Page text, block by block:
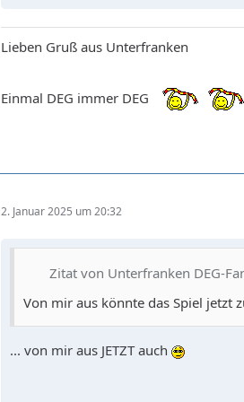
Lieben Gruß aus Unterfranken
Einmal DEG immer DEG
2. Januar 2025 um 20:32
Zitat von Unterfranken DEG-
Von mir aus könnte das Spiel jetzt
... von mir aus JETZT auch